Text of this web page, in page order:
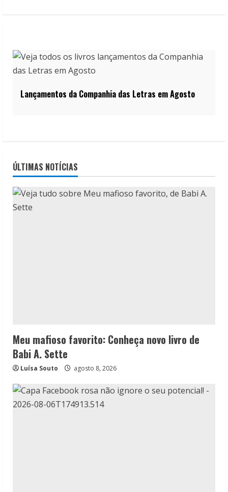
Lançamentos da Companhia das Letras em Agosto
ÚLTIMAS NOTÍCIAS
Meu mafioso favorito: Conheça novo livro de
Babi A. Sette
Luísa Souto agosto 8, 2026